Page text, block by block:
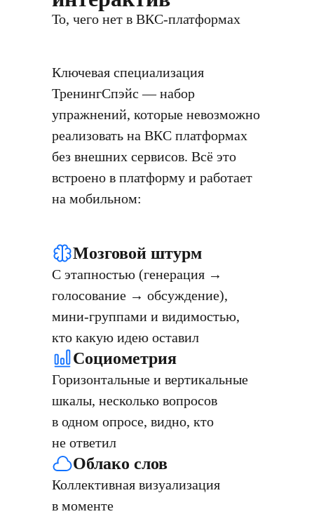
То, чего нет в ВКС-платформах
Ключевая специализация
ТренингСпэйс — набор
упражнений, которые невозможно
реализовать на ВКС платформах
без внешних сервисов. Всё это
встроено в платформу и работает
на мобильном:
Мозговой штурм
С этапностью (генерация →
голосование → обсуждение),
мини-группами и видимостью,
кто какую идею оставил
Социометрия
Горизонтальные и вертикальные
шкалы, несколько вопросов
в одном опросе, видно, кто
не ответил
Облако слов
Коллективная визуализация
в моменте